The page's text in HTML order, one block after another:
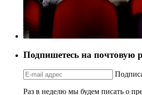
Подпишетесь на почтовую
Раз в неделю мы будем писать о